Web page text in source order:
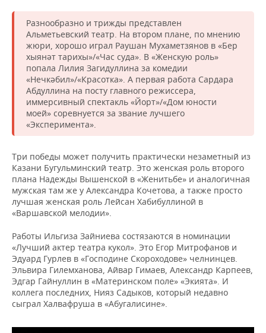
Разнообразно и трижды представлен
Альметьевский театр. На втором плане, по мнению
жюри, хорошо играл Раушан Мухаметзянов в «Бер
хыянәт тарихы»/«Час суда». В «Женскую роль»
попала Лилия Загидуллина за комедии
«Нечкәбил»/«Красотка». А первая работа Сардара
Абдуллина на посту главного режиссера,
иммерсивный спектакль «Йорт»/«Дом юности
моей» соревнуется за звание лучшего
«Эксперимента».
Три победы может получить практически незаметный из
Казани Бугульминский театр. Это женская роль второго
плана Надежды Вышенской в «Женитьбе» и аналогичная
мужская там же у Александра Кочетова, а также просто
лучшая женская роль Лейсан Хабибуллиной в
«Варшавской мелодии».
Работы Ильгиза Зайниева состязаются в номинации
«Лучший актер театра кукол». Это Егор Митрофанов и
Эдуард Гурлев в «Господине Скороходове» челнинцев.
Эльвира Гилемханова, Айвар Гимаев, Александр Карпеев,
Эдгар Гайнуллин в «Материнском поле» «Экията». И
коллега последних, Нияз Садыков, который недавно
сыграл Халвафруша в «Абугалисине».